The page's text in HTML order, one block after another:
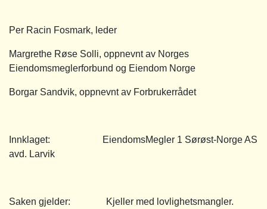
Per Racin Fosmark, leder
Margrethe Røse Solli, oppnevnt av Norges
Eiendomsmeglerforbund og Eiendom Norge
Borgar Sandvik, oppnevnt av Forbrukerrådet
Innklaget: EiendomsMegler 1 Sørøst-Norge AS
avd. Larvik
Saken gjelder: Kjeller med lovlighetsmangler.